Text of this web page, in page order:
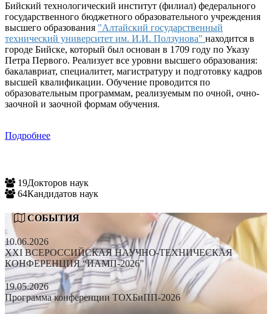
Бийский технологический институт (филиал) федерального
государственного бюджетного образовательного учреждения
высшего образования "Алтайский государственный
технический университет им. И.И. Ползунова" находится в
городе Бийске, который был основан в 1709 году по Указу
Петра Первого. Реализует все уровни высшего образования:
бакалавриат, специалитет, магистратуру и подготовку кадров
высшей квалификации. Обучение проводится по
образовательным программам, реализуемым по очной, очно-
заочной и заочной формам обучения.
Подробнее
19Докторов наук
64Кандидатов наук
СОБЫТИЯ
10.06.2026
XXI ВСЕРОССИЙСКАЯ НАУЧНО-ТЕХНИЧЕСКАЯ
КОНФЕРЕНЦИЯ “ИАМП-2026”
19.05.2026
Программа конференции ТОХБиПП-2026